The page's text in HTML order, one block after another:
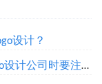
设计？
公司时要注意什么